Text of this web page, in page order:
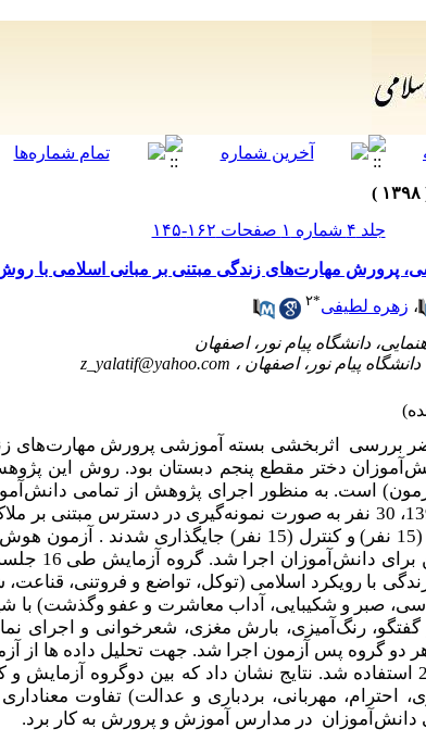
جلد ۴ شماره ۱ صفحات ۱۶۲-۱۴۵
پرورش مهارت‌های زندگی مبتنی بر مبانی اسلامی با
، زهره لطیفی*۲
z_yalatif@yahoo.com
بررسی اثربخشی بسته آموزشی پرورش مهارت‌های
دختر مقطع پنجم دبستان بود. روش این
است. به منظور اجرای پژوهش از تمامی
سال تحصیلی 97-1396، 30 نفر به صورت نمونه‌گیری در
(15 نفر) و کنترل
(15 نفر) جایگذاری شدند . آزمون
آزمون
با رویکرد اسلامی (توکل، تواضع و فروتنی،
صبر و شکیبایی، آداب معاشرت و عفو وگذشت) با
رنگ‌آمیزی، بارش مغزی، شعرخوانی و اجرای
هر دو گروه پس آزمون اجرا شد. جهت تحلیل داده ها از
نتایج نشان داد که بین دوگروه آزمایش و
احترام، مهربانی، بردباری و عدالت) تفاوت
دانش‌آموزان در مدارس آموزش و پرورش به کار برد.